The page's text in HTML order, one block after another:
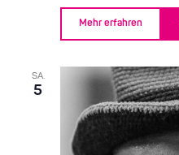
Mehr erfahren
SA.
5